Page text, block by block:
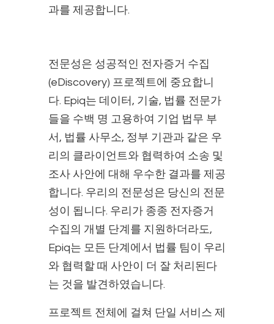
과를 제공합니다.
전문성은 성공적인 전자증거 수집
(eDiscovery) 프로젝트에 중요합니
다. Epiq는 데이터, 기술, 법률 전문가
들을 수백 명 고용하여 기업 법무 부
서, 법률 사무소, 정부 기관과 같은 우
리의 클라이언트와 협력하여 소송 및
조사 사안에 대해 우수한 결과를 제공
합니다. 우리의 전문성은 당신의 전문
성이 됩니다. 우리가 종종 전자증거
수집의 개별 단계를 지원하더라도,
Epiq는 모든 단계에서 법률 팀이 우리
와 협력할 때 사안이 더 잘 처리된다
는 것을 발견하였습니다.
프로젝트 전체에 걸쳐 단일 서비스 제